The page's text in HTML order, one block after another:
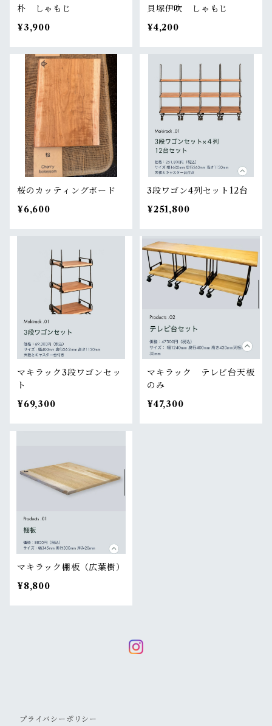
朴 しゃもじ
¥3,900
貝塚伊吹 しゃもじ
¥4,200
桜のカッティングボード
¥6,600
3段ワゴン4列セット12台
¥251,800
マキラック3段ワゴンセッ
ト
¥69,300
マキラック テレビ台天板
のみ
¥47,300
マキラック棚板（広葉樹）
¥8,800
プライバシーポリシー